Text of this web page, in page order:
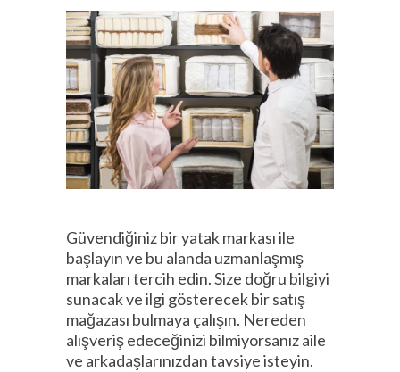
Güvendiğiniz bir yatak markası ile
başlayın ve bu alanda uzmanlaşmış
markaları tercih edin. Size doğru bilgiyi
sunacak ve ilgi gösterecek bir satış
mağazası bulmaya çalışın. Nereden
alışveriş edeceğinizi bilmiyorsanız aile
ve arkadaşlarınızdan tavsiye isteyin.